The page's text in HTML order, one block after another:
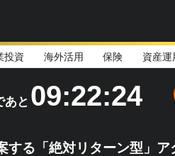
投資 海外活用 保険 資産運
あと 09:22:22
る「絶対リターン型」ア